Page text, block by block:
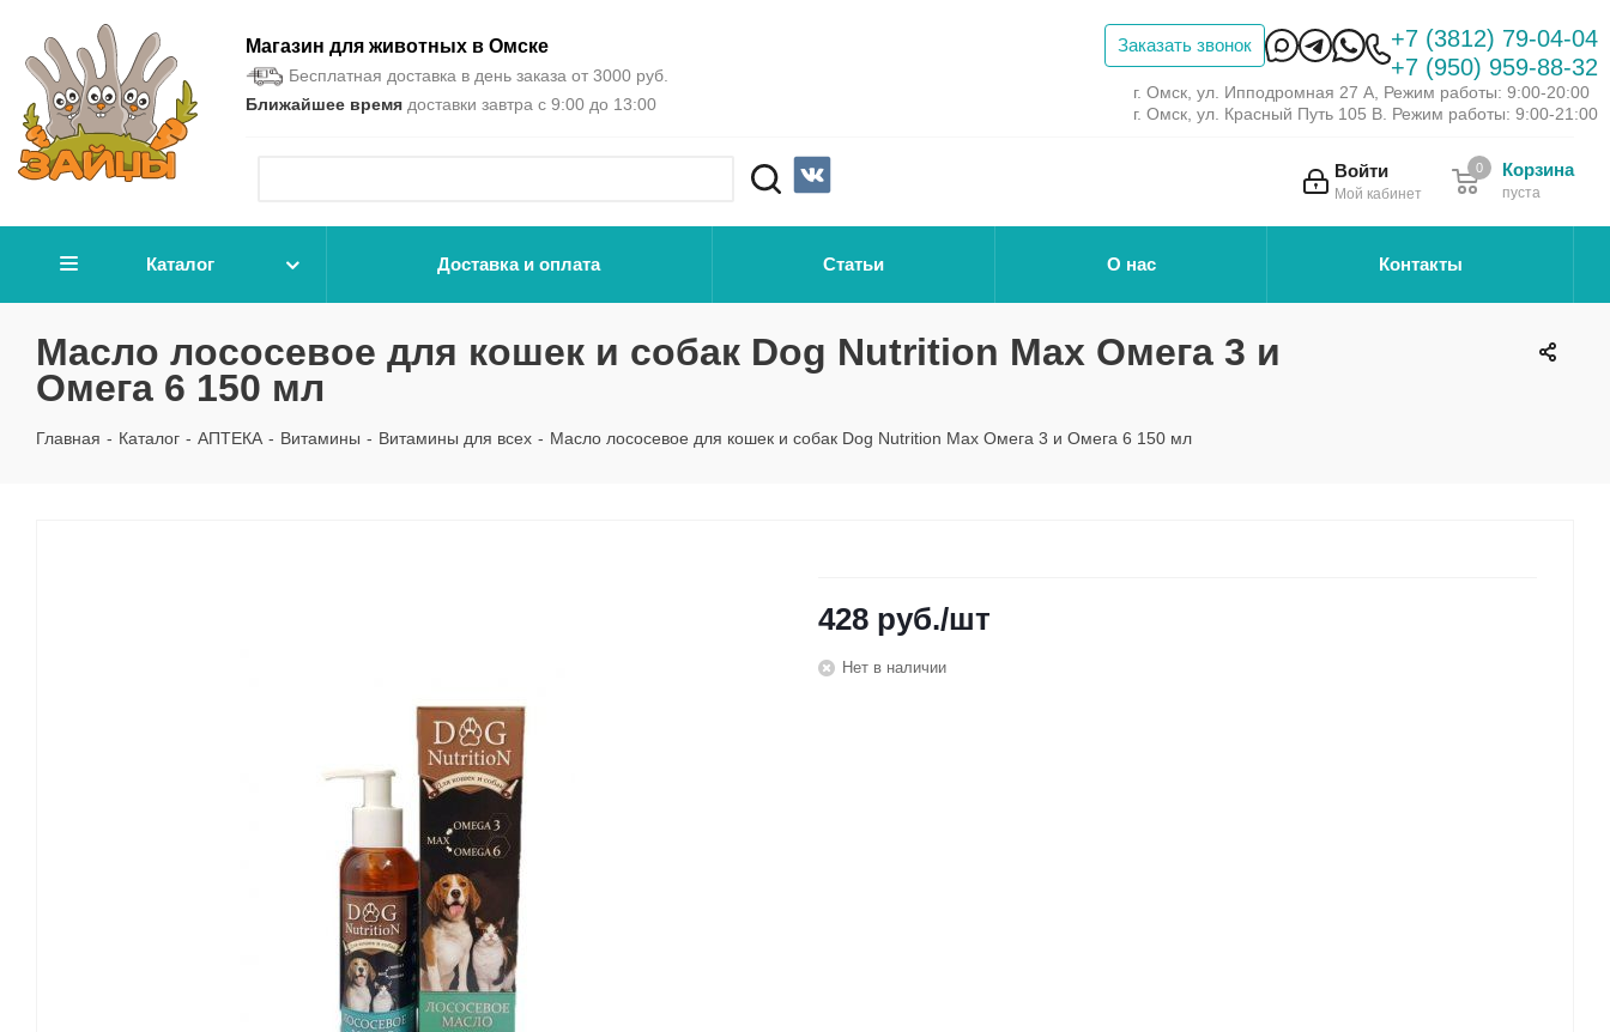
Магазин для животных в Омске
Бесплатная доставка в день заказа от 3000 руб.
Ближайшее время доставки завтра с 9:00 до 13:00
Заказать звонок
+7 (3812) 79-04-04
+7 (950) 959-88-32
г. Омск, ул. Ипподромная 27 А, Режим работы: 9:00-20:00
г. Омск, ул. Красный Путь 105 В. Режим работы: 9:00-21:00
Войти
Мой кабинет
Корзина
пуста
0
Каталог Доставка и оплата Статьи О нас Контакты
Масло лососевое для кошек и собак Dog Nutrition Max Омега 3 и
Омега 6 150 мл
Главная - Каталог - АПТЕКА - Витамины - Витамины для всех - Масло лососевое для кошек и собак Dog Nutrition Max Омега 3 и Омега 6 150 мл
428 руб./шт
Нет в наличии